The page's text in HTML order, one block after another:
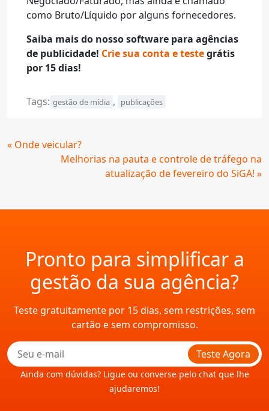
como Bruto/Líquido por alguns fornecedores.
Saiba mais do nosso software para agências
de publicidade! Crie sua conta e testegrátis
por 15 dias!
Tags: gestão de mídia , publicações
Continue
« Onde veicular?
Melhorias na pauta e controle de tráfego na
atualização de fevereiro do SiGA! »
Pronto para simplificar a
gestão da sua agência?
Teste gratuitamente por 15 dias, sem restrições, sem
cartão e sem compromisso.
Teste Agora
Ainda com dúvidas? Ligue ou converse pelo chat que lhe
ajudaremos!